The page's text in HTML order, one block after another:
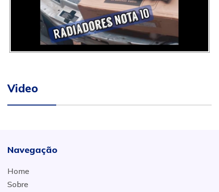
Video
Navegação
Home
Sobre